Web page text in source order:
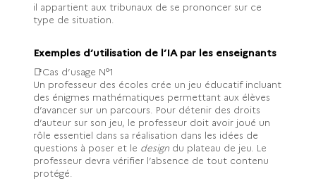
il appartient aux tribunaux de se prononcer sur ce
type de situation.
Exemples d’utilisation de l’IA par les enseignants
📑Cas d’usage N°1
Un professeur des écoles crée un jeu éducatif incluant
des énigmes mathématiques permettant aux élèves
d’avancer sur un parcours. Pour détenir des droits
d’auteur sur son jeu, le professeur doit avoir joué un
rôle essentiel dans sa réalisation dans les idées de
questions à poser et le design du plateau de jeu. Le
professeur devra vérifier l’absence de tout contenu
protégé.